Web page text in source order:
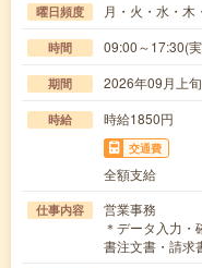
曜日頻度 月・火・水・
時間 09:00～17:30(
期間 2026年09月上
時給 時給1850円
交通費
全額支給
仕事内容
営業事務
＊データ入力・
書注文書・請求